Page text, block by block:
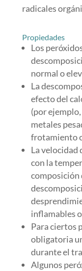
radicales
Propiedades
Los
normal o
La
efecto del
(por
metales
frotamiento
La velocidad
con la
composición
inflamables
Para ciertos
obligatoria
durante el
Algunos